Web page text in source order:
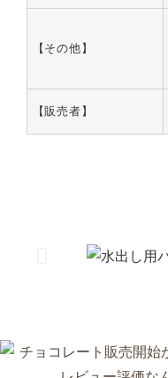
【その他】
【販売者】